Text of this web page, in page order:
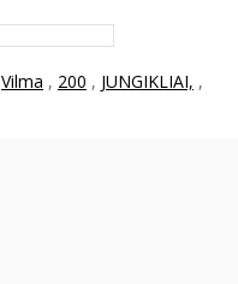
Vilma , 200 , JUNGIKLIAI, ,